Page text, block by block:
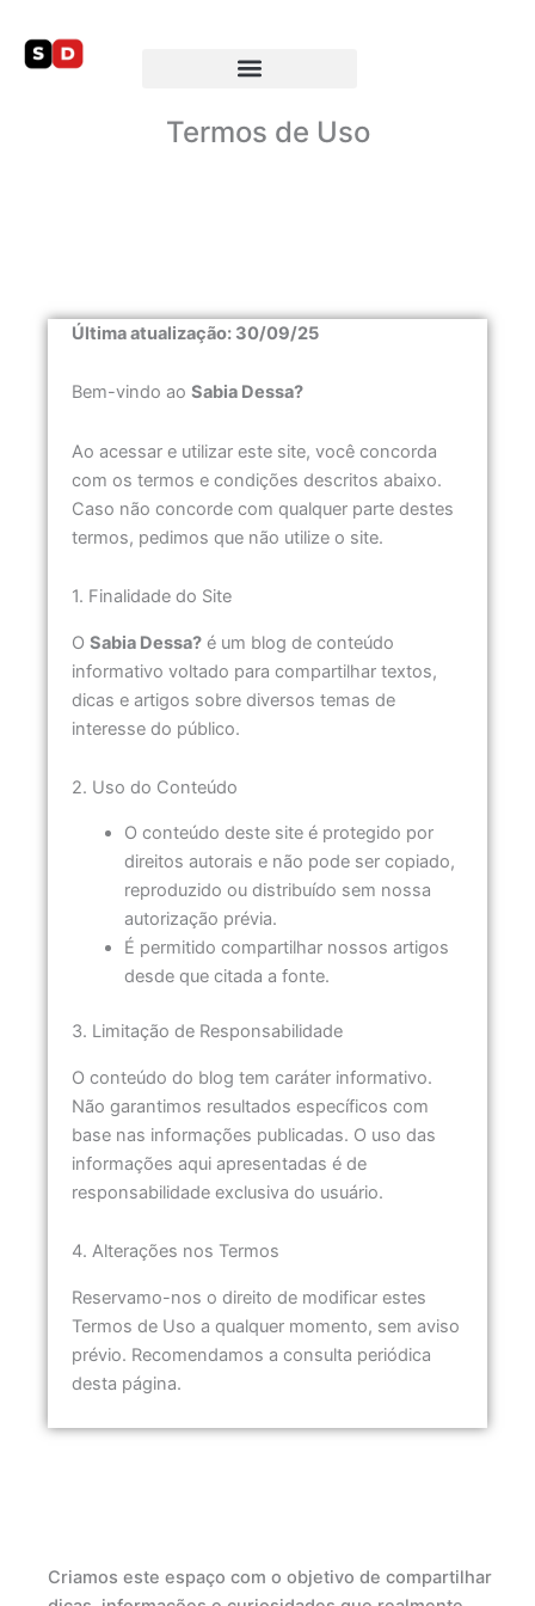
para
Termos de Uso
Última atualização: 30/09/25
Bem-vindo ao Sabia Dessa?
Ao acessar e utilizar este site, você concorda
com os termos e condições descritos abaixo.
Caso não concorde com qualquer parte destes
termos, pedimos que não utilize o site.
1. Finalidade do Site
O Sabia Dessa? é um blog de conteúdo
informativo voltado para compartilhar textos,
dicas e artigos sobre diversos temas de
interesse do público.
2. Uso do Conteúdo
O conteúdo deste site é protegido por
direitos autorais e não pode ser copiado,
reproduzido ou distribuído sem nossa
autorização prévia.
É permitido compartilhar nossos artigos
desde que citada a fonte.
3. Limitação de Responsabilidade
O conteúdo do blog tem caráter informativo.
Não garantimos resultados específicos com
base nas informações publicadas. O uso das
informações aqui apresentadas é de
responsabilidade exclusiva do usuário.
4. Alterações nos Termos
Reservamo-nos o direito de modificar estes
Termos de Uso a qualquer momento, sem aviso
prévio. Recomendamos a consulta periódica
desta página.
Criamos este espaço com o objetivo de compartilhar